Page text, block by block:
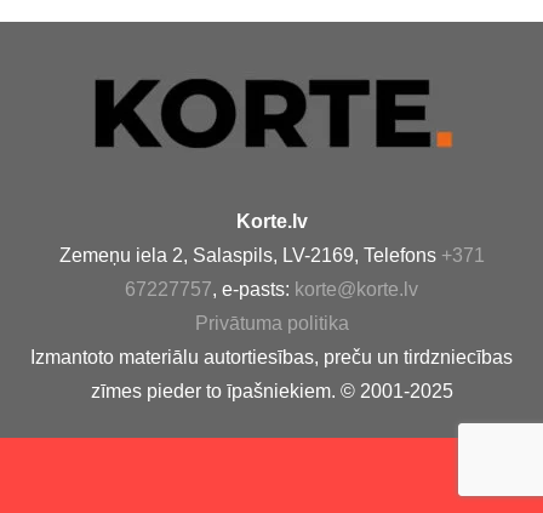
Korte.lv
Zemeņu iela 2, Salaspils, LV-2169, Telefons +371
67227757, e-pasts: korte@korte.lv
Privātuma politika
Izmantoto materiālu autortiesības, preču un tirdzniecības
zīmes pieder to īpašniekiem. © 2001-2025